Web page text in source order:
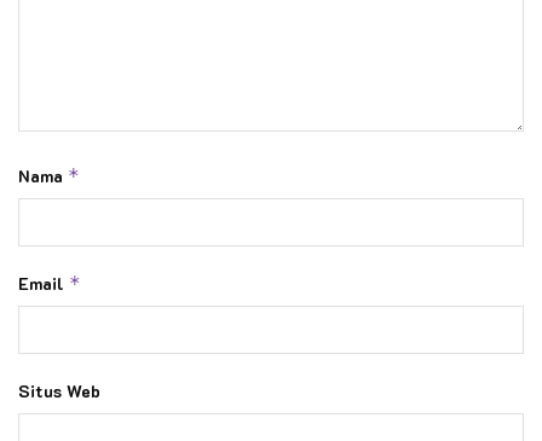
Nama *
Email *
Situs Web